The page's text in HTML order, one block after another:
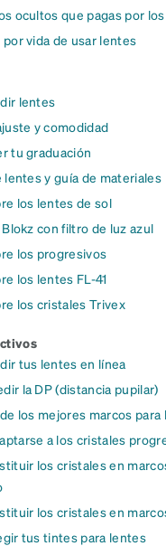
ocultos que pagas por
vida de usar lentes
lentes
y comodidad
tu graduación
lentes y guía de materiales
los lentes de sol
con filtro de luz azul
los progresivos
los lentes FL-41
los cristales Trivex
tus lentes en línea
la DP (distancia pupilar)
los mejores marcos
a los cristales
los cristales en
los cristales en
tus tintes para lentes